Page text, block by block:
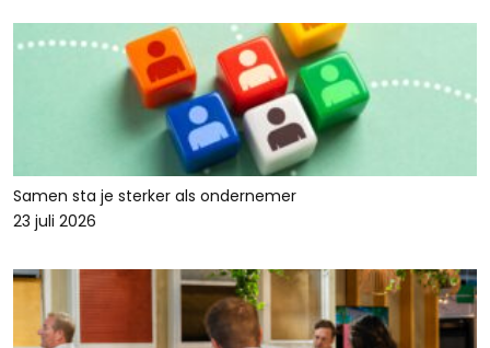
Samen sta je sterker als ondernemer
23 juli 2026